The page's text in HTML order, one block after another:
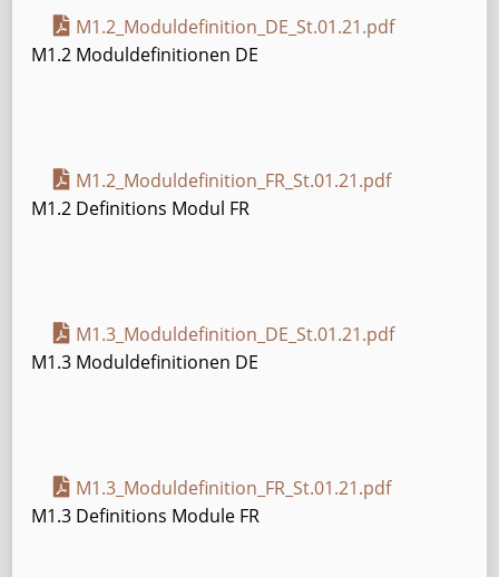
M1.2_Moduldefinition_DE_St.01.21.pdf
M1.2 Moduldefinitionen DE
M1.2_Moduldefinition_FR_St.01.21.pdf
M1.2 Definitions Modul FR
M1.3_Moduldefinition_DE_St.01.21.pdf
M1.3 Moduldefinitionen DE
M1.3_Moduldefinition_FR_St.01.21.pdf
M1.3 Definitions Module FR